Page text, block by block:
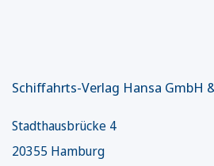
Schiffahrts-Verlag Hansa GmbH
Stadthausbrücke 4
20355 Hamburg